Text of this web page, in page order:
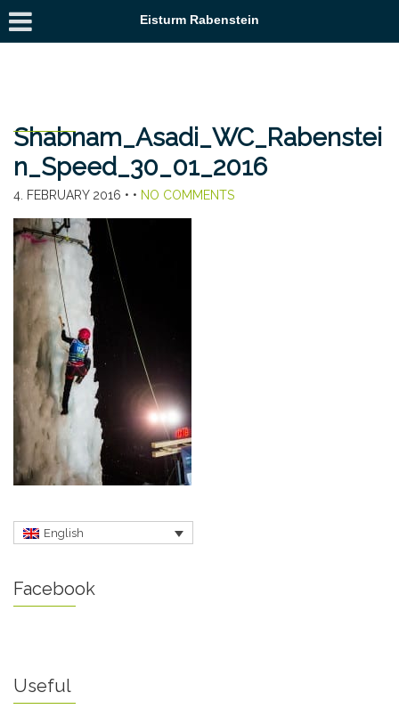
Eisturm Rabenstein
Shabnam_Asadi_WC_Rabenstei
n_Speed_30_01_2016
4. FEBRUARY 2016 • • NO COMMENTS
English
Facebook
Useful